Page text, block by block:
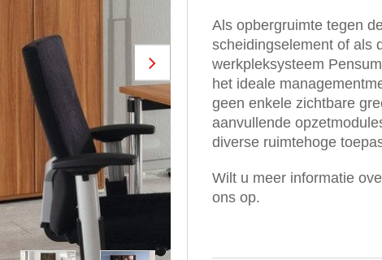
Next
Als opbergruimte tegen
scheidingselement of als
werkpleksysteem
het ideale
geen enkele zichtbare
aanvullende
diverse ruimtehoge
Wilt u meer informatie
ons op.